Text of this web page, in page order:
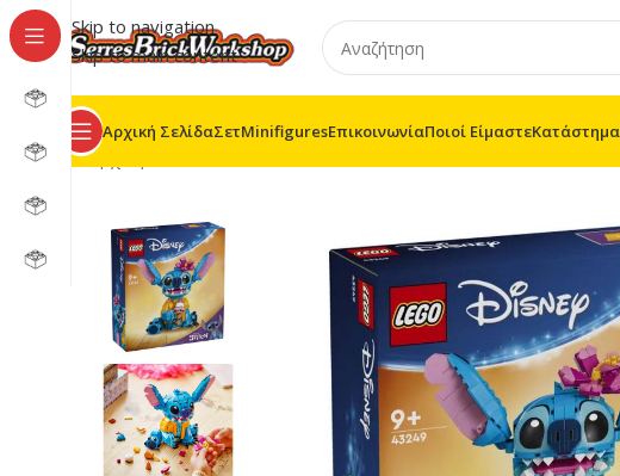
Skip to navigation
Skip to main content
Αρχική ΣελίδαΣετMinifiguresΕπικοινωνίαΠοιοί ΕίμαστεΚατάστημα
Αρχική σελίδα